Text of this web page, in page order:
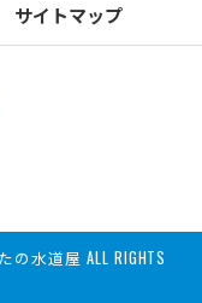
サイトマップ
水道屋 ALL RIGHTS